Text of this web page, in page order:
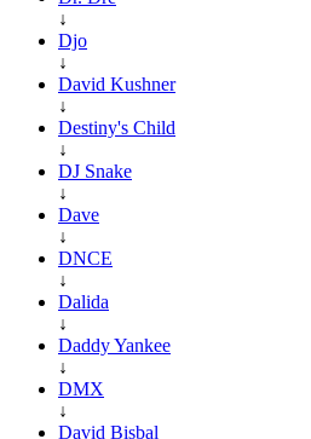
↓
Djo
↓
David Kushner
↓
Destiny's Child
↓
DJ Snake
↓
Dave
↓
DNCE
↓
Dalida
↓
Daddy Yankee
↓
DMX
↓
David Bisbal